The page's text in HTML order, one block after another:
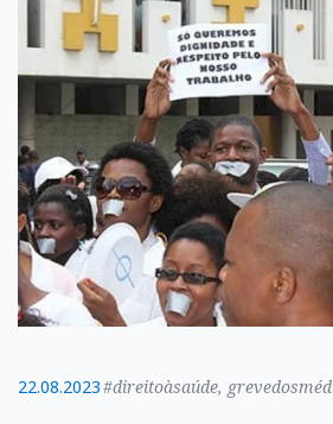
22.08.2023#direitoàsaúde,